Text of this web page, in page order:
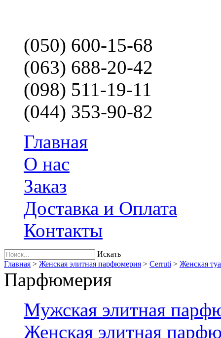
(050) 600-15-68
(063) 688-20-42
(098) 511-19-11
(044) 353-90-82
Главная
О нас
Заказ
Доставка и Оплата
Контакты
Искать
Главная > Женская элитная парфюмерия > Cerruti > Женская
Парфюмерия
Мужская элитная
Женская элитная